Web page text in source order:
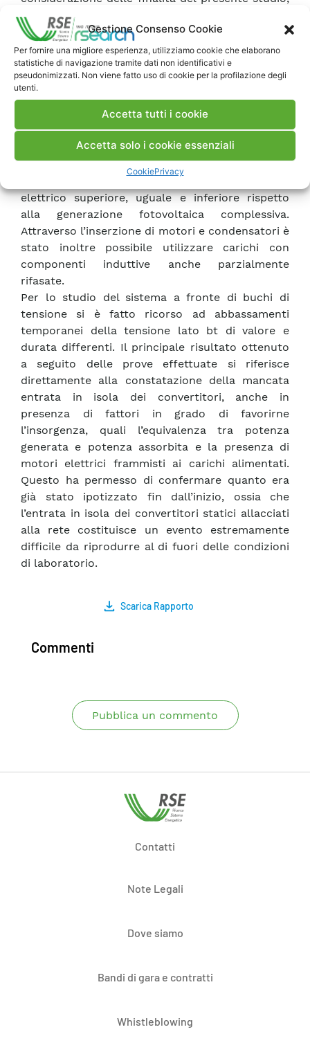
Gestione Consenso Cookie
Per fornire una migliore esperienza, utilizziamo cookie che elaborano
statistiche di navigazione tramite dati non identificativi e
pseudonimizzati. Non viene fatto uso di cookie per la profilazione degli
utenti.
Accetta tutti i cookie
Accetta solo i cookie essenziali
CookiePrivacy
sono stati essenzialmente di tipo qualitativo, in
quanto l’entrata in isola di uno o più inverter si
manifesta come un’oscillazione persistente,
facilmente riconoscibile, degli andamenti di
tensione e corrente. Per lo studio del
comportamento del sistema a fronte di
interruzioni della rete, è stato fatto ricorso a
eventi della durata di 1 secondo circa. In questo
modo si dispone di un tempo sufficiente per
evidenziare eventuali entrate in isola del sistema.
elettrico superiore, uguale e inferiore rispetto
alla generazione fotovoltaica complessiva.
Attraverso l’inserzione di motori e condensatori è
stato inoltre possibile utilizzare carichi con
componenti induttive anche parzialmente
rifasate.
Per lo studio del sistema a fronte di buchi di
tensione si è fatto ricorso ad abbassamenti
temporanei della tensione lato bt di valore e
durata differenti. Il principale risultato ottenuto
a seguito delle prove effettuate si riferisce
direttamente alla constatazione della mancata
entrata in isola dei convertitori, anche in
presenza di fattori in grado di favorirne
l’insorgenza, quali l’equivalenza tra potenza
generata e potenza assorbita e la presenza di
motori elettrici frammisti ai carichi alimentati.
Questo ha permesso di confermare quanto era
già stato ipotizzato fin dall’inizio, ossia che
l’entrata in isola dei convertitori statici allacciati
alla rete costituisce un evento estremamente
difficile da riprodurre al di fuori delle condizioni
di laboratorio.
Scarica Rapporto
Commenti
Pubblica un commento
Contatti
Note Legali
Dove siamo
Bandi di gara e contratti
Whistleblowing